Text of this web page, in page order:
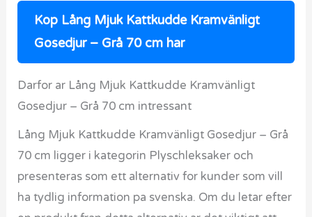
Kop Lång Mjuk Kattkudde Kramvänligt
Gosedjur – Grå 70 cm har
Darfor ar Lång Mjuk Kattkudde Kramvänligt
Gosedjur – Grå 70 cm intressant
Lång Mjuk Kattkudde Kramvänligt Gosedjur – Grå
70 cm ligger i kategorin Plyschleksaker och
presenteras som ett alternativ for kunder som vill
ha tydlig information pa svenska. Om du letar efter